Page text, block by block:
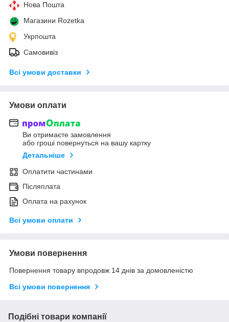
Нова Пошта
Магазини Rozetka
Укрпошта
Самовивіз
Всі умови доставки
Умови оплати
Ви отримаєте замовлення
або гроші повернуться на вашу картку
Детальніше
Оплатити частинами
Післяплата
Оплата на рахунок
Всі умови оплати
Умови повернення
Повернення товару впродовж 14 днів за домовленістю
Всі умови повернення
Подібні товари компанії